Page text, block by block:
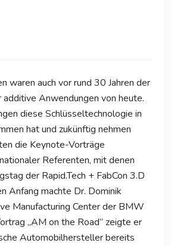
waren auch vor rund 30 Jahren der
Anwendungen von heute.
diese Schlüsseltechnologie in
hat und zukünftig nehmen
die Keynote-Vorträge
Referenten, mit denen
der Rapid.Tech + FabCon 3.D
Anfang machte Dr. Dominik
Manufacturing Center der BMW
„AM on the Road“ zeigte er
Automobilhersteller bereits